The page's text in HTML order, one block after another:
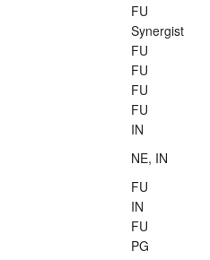
FU
Synergist
FU
FU
FU
FU
IN
NE, IN
FU
IN
FU
PG